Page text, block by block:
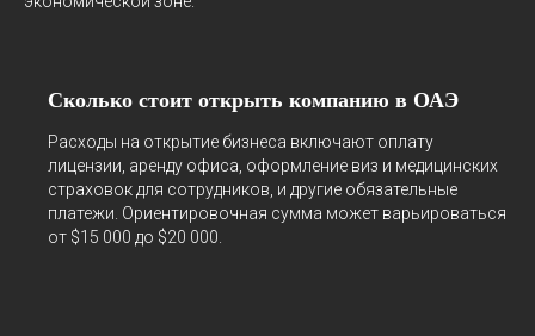
Сколько стоит открыть компанию в ОАЭ
Расходы на открытие бизнеса включают оплату
лицензии, аренду офиса, оформление виз и медицинских
страховок для сотрудников, и другие обязательные
платежи. Ориентировочная сумма может варьироваться
от $15 000 до $20 000.